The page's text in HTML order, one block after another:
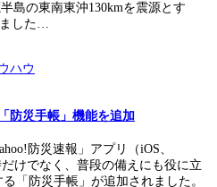
島の東南東沖130kmを震源とす
ました…
ハウ
防災手帳」機能を追加
防災速報」アプリ（iOS、
けでなく、普段の備えにも役に立
「防災手帳」が追加されました。